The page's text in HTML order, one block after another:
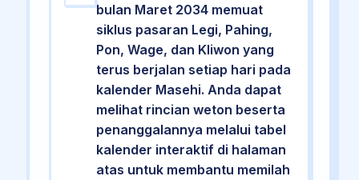
bulan Maret 2034 memuat
siklus pasaran Legi, Pahing,
Pon, Wage, dan Kliwon yang
terus berjalan setiap hari pada
kalender Masehi. Anda dapat
melihat rincian weton beserta
penanggalannya melalui tabel
kalender interaktif di halaman
atas untuk membantu memilah